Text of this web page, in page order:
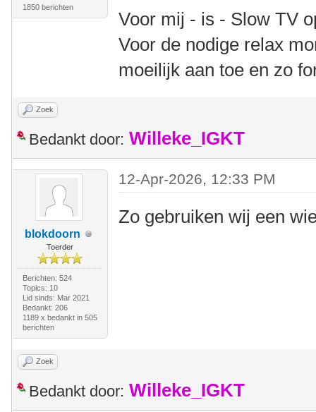
1850 berichten
Voor mij - is - Slow TV
Voor de nodige relax
moeilijk aan toe en zo
Zoek
Bedankt door: Willeke_IGKT
blokdoorn
Toerder
Berichten: 524
Topics: 10
Lid sinds: Mar 2021
Bedankt: 206
1189 x bedankt in 505
berichten
12-Apr-2026, 12:33 PM
Zo gebruiken wij een
Zoek
Bedankt door: Willeke_IGKT